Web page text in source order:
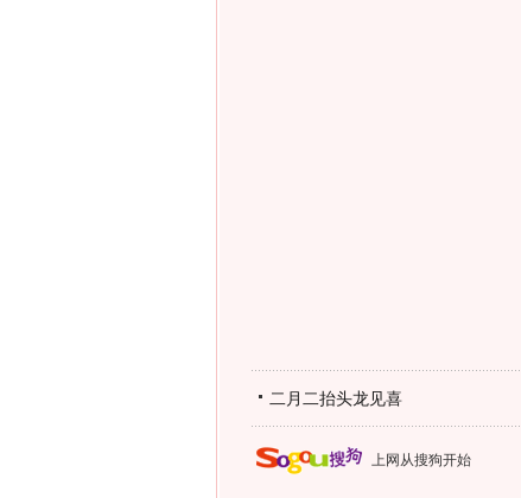
二月二抬头龙见喜
上网从搜狗开始